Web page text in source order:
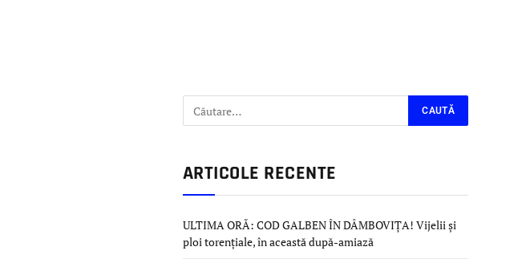
ARTICOLE RECENTE
ULTIMA ORĂ: COD GALBEN ÎN DÂMBOVIȚA! Vijelii și
ploi torențiale, în această după-amiază